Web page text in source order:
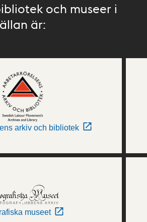
och museer i
är:
arkiv och bibliotek
museet